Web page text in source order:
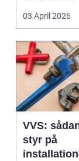
03 April 2026
VVS:
styr på